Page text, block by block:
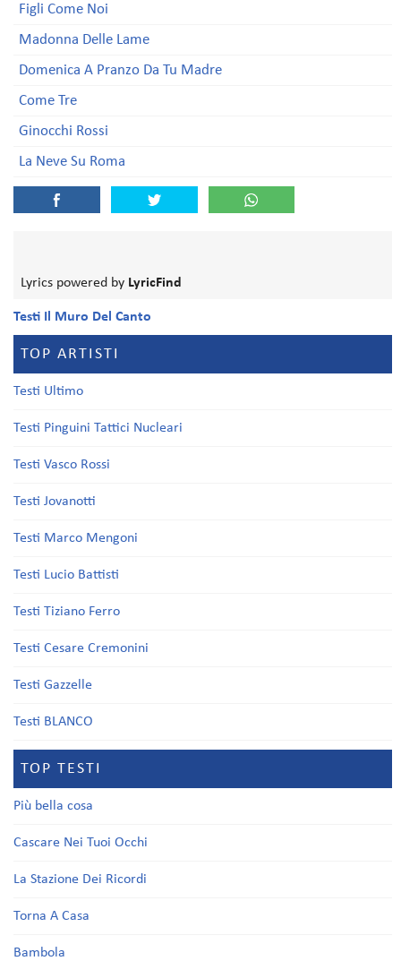
Figli Come Noi
Madonna Delle Lame
Domenica A Pranzo Da Tu Madre
Come Tre
Ginocchi Rossi
La Neve Su Roma
Lyrics powered by LyricFind
Testi Il Muro Del Canto
TOP ARTISTI
Testi Ultimo
Testi Pinguini Tattici Nucleari
Testi Vasco Rossi
Testi Jovanotti
Testi Marco Mengoni
Testi Lucio Battisti
Testi Tiziano Ferro
Testi Cesare Cremonini
Testi Gazzelle
Testi BLANCO
TOP TESTI
Più bella cosa
Cascare Nei Tuoi Occhi
La Stazione Dei Ricordi
Torna A Casa
Bambola